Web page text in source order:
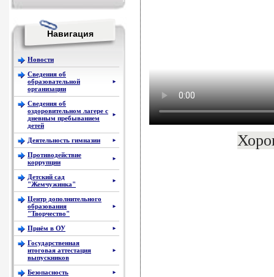
Навигация
Новости
Сведения об
образовательной
организации
►
Сведения об
оздоровительном лагере с
дневным пребыванием
детей
►
Деятельность гимназии ►
Противодействие
коррупции
►
Детский сад
"Жемчужинка"
►
Центр дополнительного
образования
"Творчество"
►
Приём в ОУ ►
Государственная
итоговая аттестация
выпускников
►
Безопасность ►